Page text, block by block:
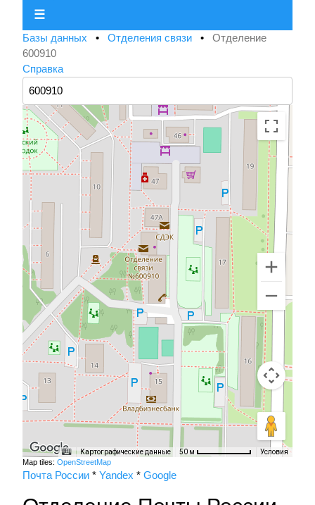
☰
Базы данных • Отделения связи • Отделение
600910
Справка
Картографические данные 50 м Условия
Map tiles: OpenStreetMap
Почта России * Yandex * Google